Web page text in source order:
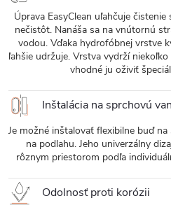
Úprava EasyClean uľahčuje
nečistôt. Nanáša sa na vnútornú
vodou. Vďaka hydrofóbnej vrstve
ľahšie udržuje. Vrstva vydrží
vhodné ju oživiť
Inštalácia na sprchovú
Je možné inštalovať flexibilne buď
na podlahu. Jeho univerzálny
rôznym priestorom podľa
Odolnosť proti korózii